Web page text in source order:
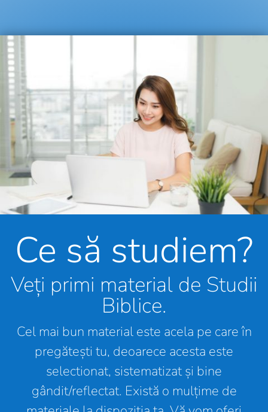
Ce să studiem?
Veți primi material de Studii
Biblice.
Cel mai bun material este acela pe care în
pregătești tu, deoarece acesta este
selectionat, sistematizat și bine
gândit/reflectat. Există o mulțime de